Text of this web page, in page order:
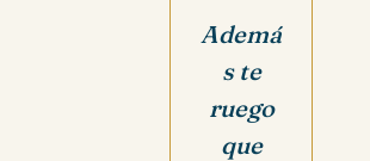
Ademá
s te
ruego
que